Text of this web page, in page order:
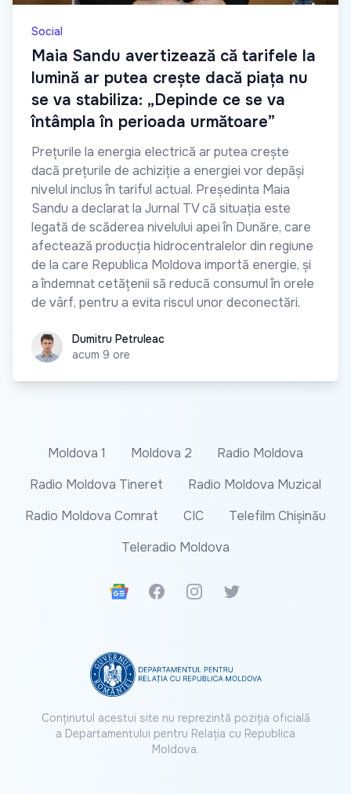
Social
Maia Sandu avertizează că tarifele la
lumină ar putea crește dacă piața nu
se va stabiliza: „Depinde ce se va
întâmpla în perioada următoare”
Prețurile la energia electrică ar putea crește
dacă prețurile de achiziție a energiei vor depăși
nivelul inclus în tariful actual. Președinta Maia
Sandu a declarat la Jurnal TV că situația este
legată de scăderea nivelului apei în Dunăre, care
afectează producția hidrocentralelor din regiune
de la care Republica Moldova importă energie, și
a îndemnat cetățenii să reducă consumul în orele
de vârf, pentru a evita riscul unor deconectări.
Dumitru Petruleac
Dumitru Petruleac
acum 9 ore
Moldova 1 Moldova 2
Radio Moldova
Radio Moldova Tineret
Radio Moldova Muzical
Radio Moldova Comrat
CIC
Telefilm Chișinău
Teleradio Moldova
Google News
FacebookInstagramTwitter
Conținutul acestui site nu reprezintă poziția oficială
a Departamentului pentru Relația cu Republica
Moldova.